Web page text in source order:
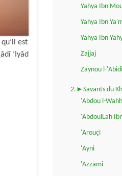
est
Yahya Ibn
Yahya Ibn
Yahya Ibn
Zajjaj
Zaynou l-
2.►Savants du
'Abdou l-
'AbdoulLah
'Arouçi
'Ayni
'Azzami